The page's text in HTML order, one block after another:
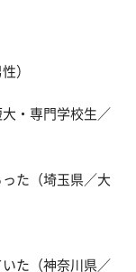
）
・専門学校生／
た（埼玉県／大
た（神奈川県／